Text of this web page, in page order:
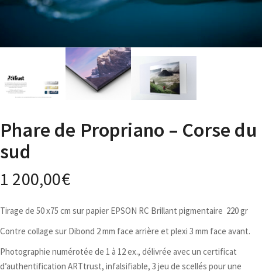
Phare de Propriano – Corse du
sud
1 200,00€
Tirage de 50 x75 cm sur papier EPSON RC Brillant pigmentaire 220 gr
Contre collage sur Dibond 2 mm face arrière et plexi 3 mm face avant.
Photographie numérotée de 1 à 12 ex., délivrée avec un certificat
d’authentification ARTtrust, infalsifiable, 3 jeu de scellés pour une